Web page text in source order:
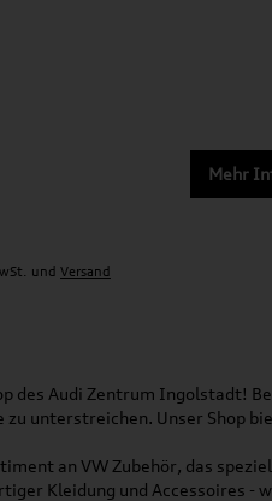
Mehr
und Versand
des Audi Zentrum Ingolstadt!
unterstreichen. Unser Shop
an VW Zubehör, das
Kleidung und Accessoires -